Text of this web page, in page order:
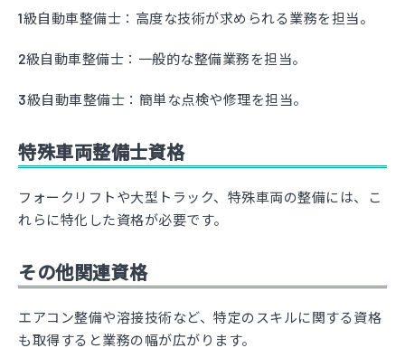
1級自動車整備士：高度な技術が求められる業務を担当。
2級自動車整備士：一般的な整備業務を担当。
3級自動車整備士：簡単な点検や修理を担当。
特殊車両整備士資格
フォークリフトや大型トラック、特殊車両の整備には、こ
れらに特化した資格が必要です。
その他関連資格
エアコン整備や溶接技術など、特定のスキルに関する資格
も取得すると業務の幅が広がります。